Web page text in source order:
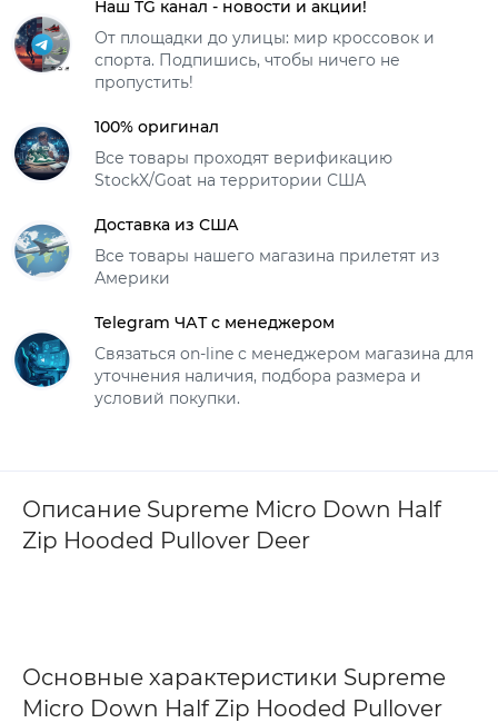
Наш TG канал - новости и акции!
От площадки до улицы: мир кроссовок и
спорта. Подпишись, чтобы ничего не
пропустить!
100% оригинал
Все товары проходят верификацию
StockX/Goat на территории США
Доставка из США
Все товары нашего магазина прилетят из
Америки
Telegram ЧАТ с менеджером
Связаться on-line с менеджером магазина для
уточнения наличия, подбора размера и
условий покупки.
Описание Supreme Micro Down Half
Zip Hooded Pullover Deer
Основные характеристики Supreme
Micro Down Half Zip Hooded Pullover